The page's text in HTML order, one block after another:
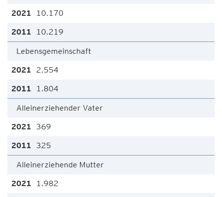
10.170
10.219
Lebensgemeinschaft
2.554
1.804
Alleinerziehender Vater
369
325
Alleinerziehende Mutter
1.982